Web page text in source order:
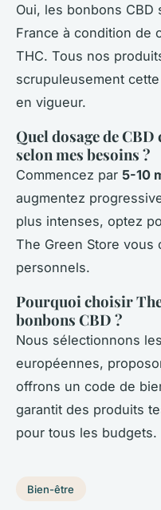
Oui, les bonbons CBD
France à condition de
THC. Tous nos
scrupuleusement
en vigueur.
Quel dosage de
selon mes besoins ?
Commencez par 5-10
augmentez
plus intenses, optez
The Green Store
personnels.
Pourquoi choisir
bonbons CBD ?
Nous sélectionnons les
européennes,
offrons un code de
garantit des produits
pour tous les budgets.
Bien-être